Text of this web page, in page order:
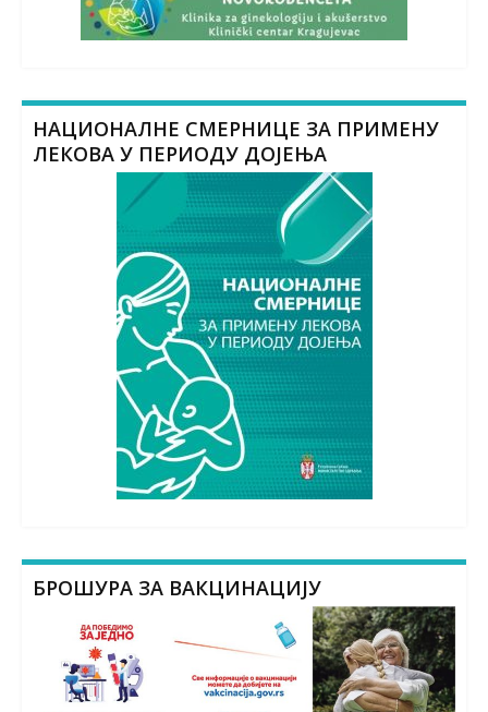
НАЦИОНАЛНЕ СМЕРНИЦЕ ЗА ПРИМЕНУ
ЛЕКОВА У ПЕРИОДУ ДОЈЕЊА
БРОШУРА ЗА ВАКЦИНАЦИЈУ